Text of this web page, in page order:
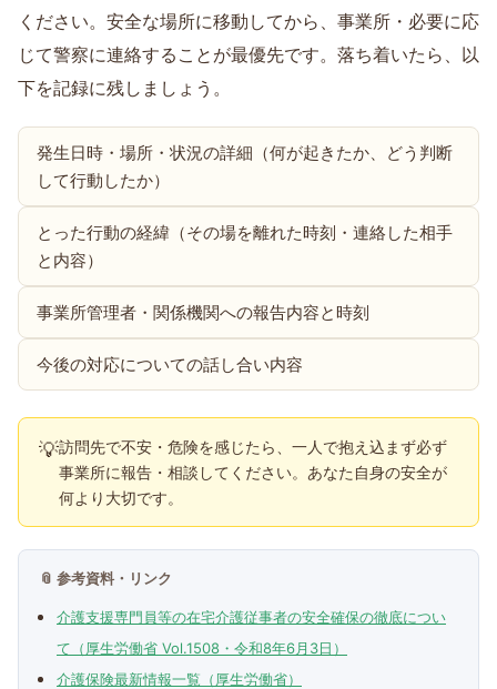
ください。安全な場所に移動してから、事業所・必要に応
じて警察に連絡することが最優先です。落ち着いたら、以
下を記録に残しましょう。
発生日時・場所・状況の詳細（何が起きたか、どう判断
して行動したか）
とった行動の経緯（その場を離れた時刻・連絡した相手
と内容）
事業所管理者・関係機関への報告内容と時刻
今後の対応についての話し合い内容
💡訪問先で不安・危険を感じたら、一人で抱え込まず必ず
事業所に報告・相談してください。あなた自身の安全が
何より大切です。
📎 参考資料・リンク
介護支援専門員等の在宅介護従事者の安全確保の徹底につい
て（厚生労働省 Vol.1508・令和8年6月3日）
介護保険最新情報一覧（厚生労働省）